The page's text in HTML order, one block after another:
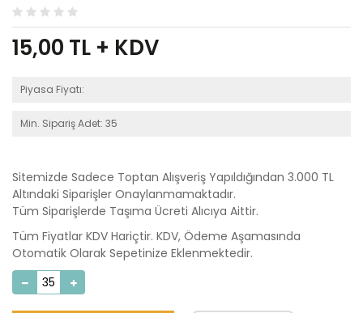
15,00 TL + KDV
Piyasa Fiyatı:
Min. Sipariş Adet: 35
Sitemizde Sadece Toptan Alışveriş Yapıldığından 3.000 TL
Altındaki Siparişler Onaylanmamaktadır.
Tüm Siparişlerde Taşıma Ücreti Alıcıya Aittir.
Tüm Fiyatlar KDV Hariçtir. KDV, Ödeme Aşamasında
Otomatik Olarak Sepetinize Eklenmektedir.